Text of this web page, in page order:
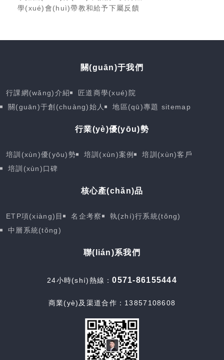
學(xué)會(huì)帶教和給予下屬反饋
關(guān)于我們
行課網(wǎng)介紹
匠道商學(xué)院
關(guān)于創(chuàng)始人
地區(qū)專題 sitemap
行業(yè)優(yōu)勢
培訓(xùn)優(yōu)勢 培訓(xùn)案例
培訓(xùn)客戶
培訓(xùn)口碑
核心產(chǎn)品
ETP項(xiàng)目 名企考察
執(zhí)行系統(tǒng)
中層系統(tǒng)
聯(lián)系我們
24小時(shí)熱線：0571-86155444
商業(yè)及渠道合作：13857108608